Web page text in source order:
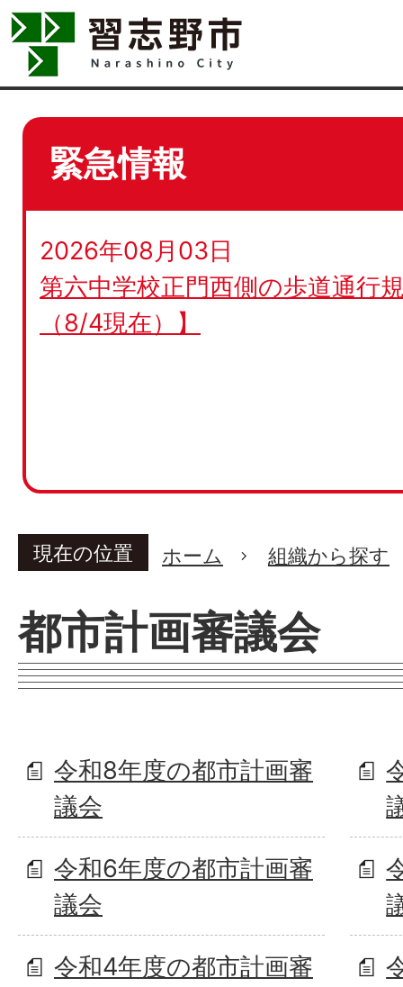
緊急情報
2026年08月03日
第六中学校正門西側の歩道通行
（8/4現在）】
現在の位置 ホーム 組織から探す
都市計画審議会
令和8年度の都市計画審
議会
令和6年度の都市計画審
議会
令和4年度の都市計画審